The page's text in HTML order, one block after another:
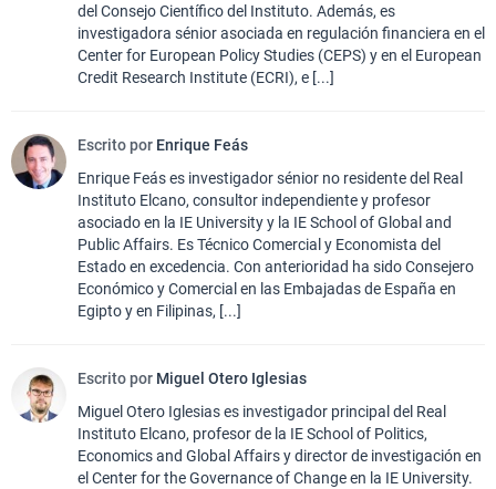
del Consejo Científico del Instituto. Además, es
investigadora sénior asociada en regulación financiera en el
Center for European Policy Studies (CEPS) y en el European
Credit Research Institute (ECRI), e [...]
Escrito por Enrique Feás
Enrique Feás es investigador sénior no residente del Real
Instituto Elcano, consultor independiente y profesor
asociado en la IE University y la IE School of Global and
Public Affairs. Es Técnico Comercial y Economista del
Estado en excedencia. Con anterioridad ha sido Consejero
Económico y Comercial en las Embajadas de España en
Egipto y en Filipinas, [...]
Escrito por Miguel Otero Iglesias
Miguel Otero Iglesias es investigador principal del Real
Instituto Elcano, profesor de la IE School of Politics,
Economics and Global Affairs y director de investigación en
el Center for the Governance of Change en la IE University.